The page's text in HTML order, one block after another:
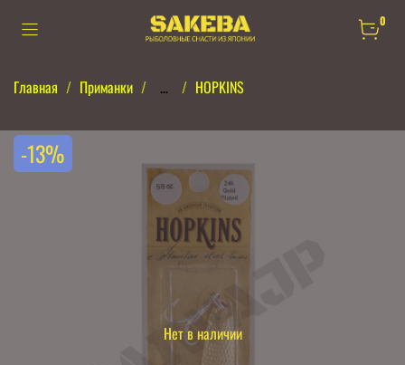
0
Главная Приманки ... HOPKINS
Нет в наличии
-13%